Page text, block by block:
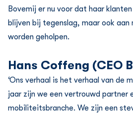
Bovemij er nu voor dat haar
blijven bij tegenslag, maar ook aan
worden geholpen.
Hans Coffeng (CEO
‘Ons verhaal is het verhaal van de
jaar zijn we een vertrouwd partner
mobiliteitsbranche. We zijn een